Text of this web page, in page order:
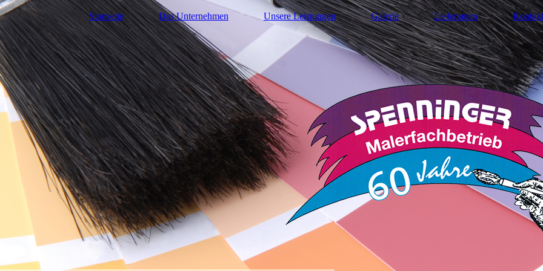
Startseite Das Unternehmen Unsere Leistungen Galerie Lieferanten Kontakt